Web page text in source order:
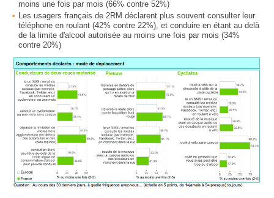
moins une fois par mois (66% contre 52%)
Les usagers français de 2RM déclarent plus souvent consulter leur
téléphone en roulant (42% contre 22%), et conduire en étant au delà
de la limite d'alcool autorisée au moins une fois par mois (34%
contre 20%)